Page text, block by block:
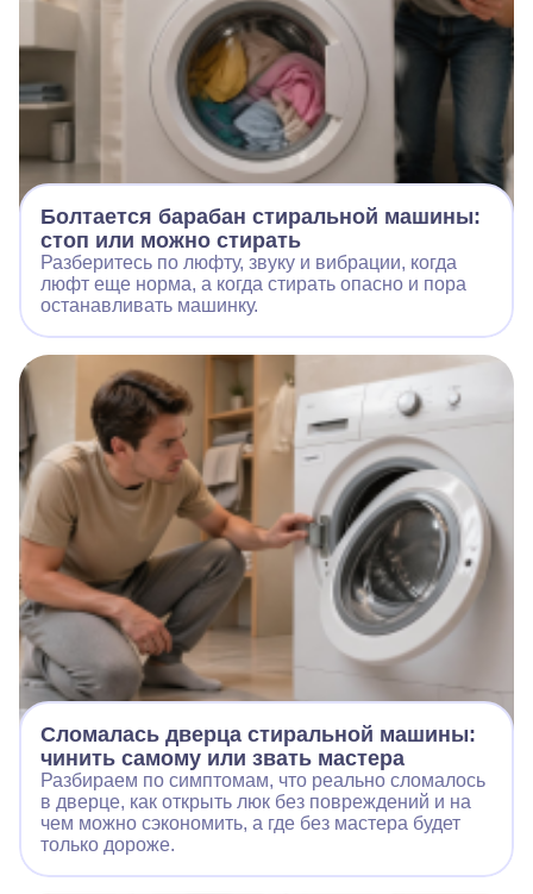
Болтается барабан стиральной машины:
стоп или можно стирать
Разберитесь по люфту, звуку и вибрации, когда
люфт еще норма, а когда стирать опасно и пора
останавливать машинку.
Сломалась дверца стиральной машины:
чинить самому или звать мастера
Разбираем по симптомам, что реально сломалось
в дверце, как открыть люк без повреждений и на
чем можно сэкономить, а где без мастера будет
только дороже.